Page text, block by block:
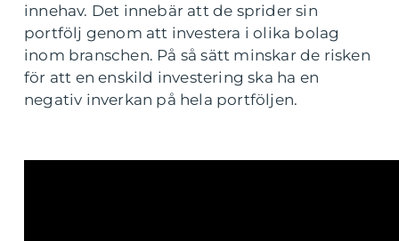
innehav. Det innebär att de sprider sin
portfölj genom att investera i olika bolag
inom branschen. På så sätt minskar de risken
för att en enskild investering ska ha en
negativ inverkan på hela portföljen.